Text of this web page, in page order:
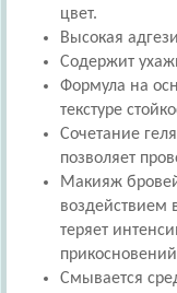
цвет.
Высокая
Содержит
Формула на
текстуре
Сочетание
позволяет
Макияж
воздействием
теряет
Смывается